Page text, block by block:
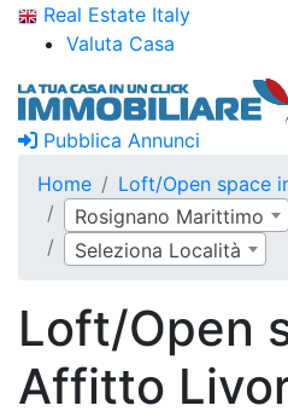
Real Estate Italy
Valuta Casa
Pubblica Annunci
Home
Loft/Open space
Rosignano Marittimo
Seleziona Località
Loft/Open
Affitto